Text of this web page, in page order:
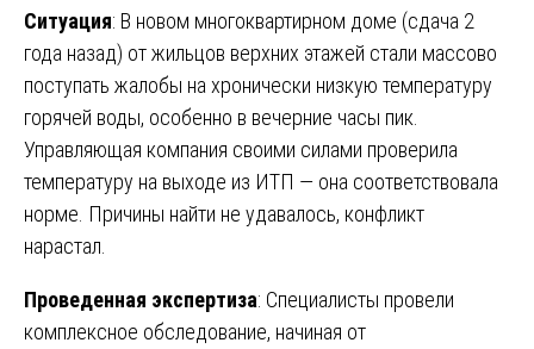
Ситуация: В новом многоквартирном доме (сдача 2
года назад) от жильцов верхних этажей стали массово
поступать жалобы на хронически низкую температуру
горячей воды, особенно в вечерние часы пик.
Управляющая компания своими силами проверила
температуру на выходе из ИТП — она соответствовала
норме. Причины найти не удавалось, конфликт
нарастал.
Проведенная экспертиза: Специалисты провели
комплексное обследование, начиная от